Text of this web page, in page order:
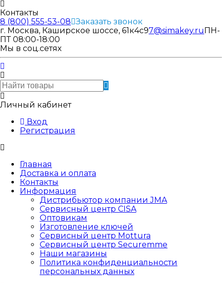
Контакты
8 (800) 555-53-08 Заказать звонок
г. Москва, Каширское шоссе, 61к4с97@simakey.ru ПН-
ПТ 08:00-18:00
Мы в соц.сетях
Личный кабинет
Вход
Регистрация
Главная
Доставка и оплата
Контакты
Информация
Дистрибьютор компании JMA
Сервисный центр CISA
Оптовикам
Изготовление ключей
Сервисный центр Mottura
Сервисный центр Securemme
Наши магазины
Политика конфиденциальности
персональных данных